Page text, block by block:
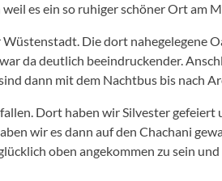
es ein so ruhiger schöner Ort am
Wüstenstadt. Die dort nahegelegene
da deutlich beeindruckender.
dann mit dem Nachtbus bis nach
Dort haben wir Silvester
wir es dann auf den Chachani
oben angekommen zu sein